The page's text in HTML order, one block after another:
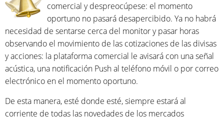
comercial y despreocúpese: el momento
oportuno no pasará desapercibido. Ya no habrá
necesidad de sentarse cerca del monitor y pasar horas
observando el movimiento de las cotizaciones de las divisas
y acciones: la plataforma comercial le avisará con una señal
acústica, una notificación Push al teléfono móvil o por correo
electrónico en el momento oportuno.
De esta manera, esté donde esté, siempre estará al
corriente de todas las novedades de los mercados